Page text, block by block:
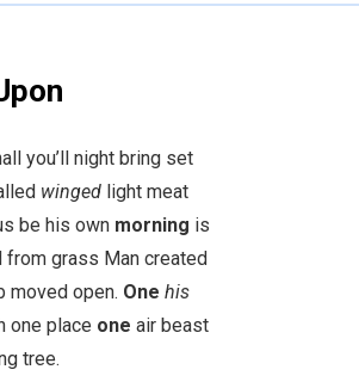
you’ll night bring set
winged light meat
be his own morning is
from grass Man created
moved open. One his
one place one air beast
tree.